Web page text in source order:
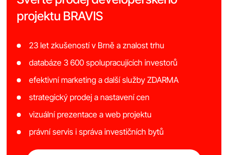
projektu BRAVIS
23 let zkušeností v Brně a znalost trhu
databáze 3 600 spolupracujících investorů
efektivní marketing a další služby ZDARMA
strategický prodej a nastavení cen
vizuální prezentace a web projektu
právní servis i správa investičních bytů